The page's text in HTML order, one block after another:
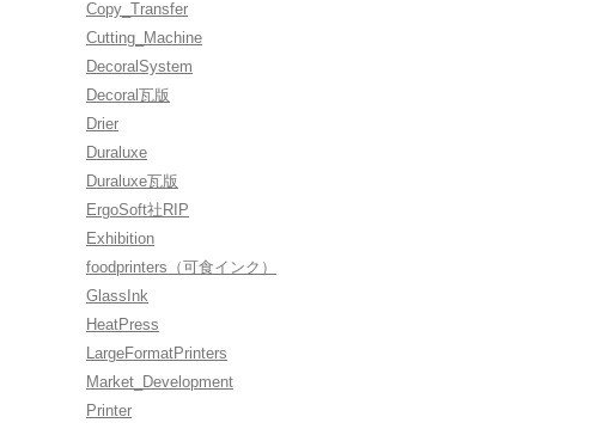
Copy_Transfer
Cutting_Machine
DecoralSystem
Decoral瓦版
Drier
Duraluxe
Duraluxe瓦版
ErgoSoft社RIP
Exhibition
foodprinters（可食インク）
GlassInk
HeatPress
LargeFormatPrinters
Market_Development
Printer